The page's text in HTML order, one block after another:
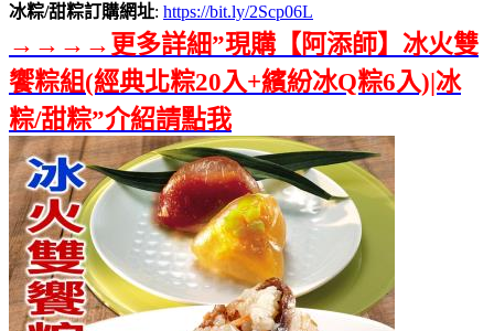
冰粽/甜粽訂購網址: https://bit.ly/2Scp06L
→→→→更多詳細”現購【阿添師】冰火雙
饗粽組(經典北粽20入+繽紛冰Q粽6入)|冰
粽/甜粽”介紹請點我